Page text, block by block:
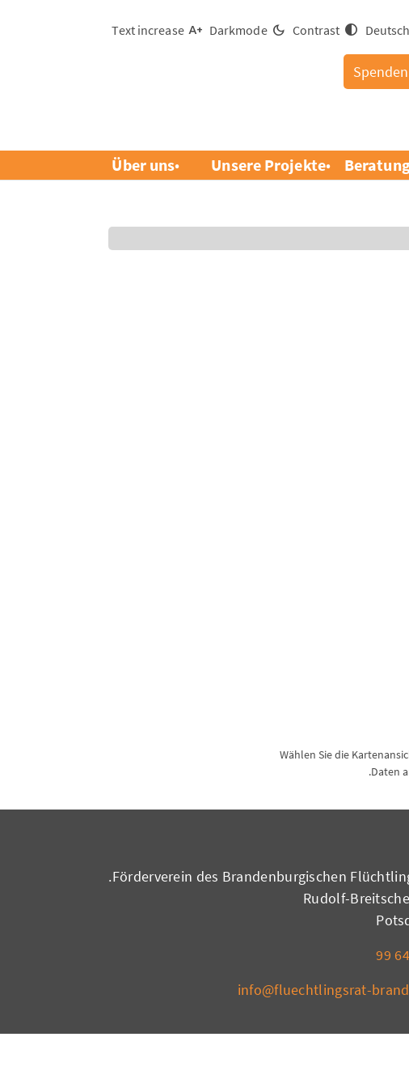
Deutsch
Contrast
Darkmode
Text increase
Spenden
Unsere Projekte
Über uns
* Wählen Sie die
Daten
.
Förderverein des Brandenburgischen
Rudolf-
info@fluechtlingsrat-